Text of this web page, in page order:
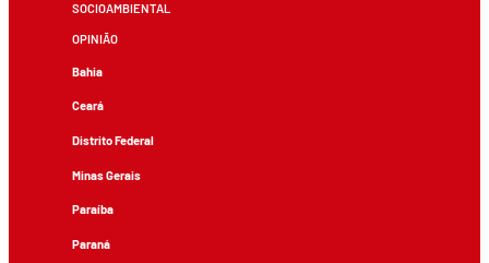
SOCIOAMBIENTAL
OPINIÃO
Bahia
Ceará
Distrito Federal
Minas Gerais
Paraíba
Paraná